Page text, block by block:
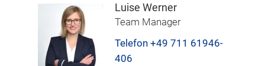
Luise Werner
Team Manager
Telefon +49 711 61946-
406